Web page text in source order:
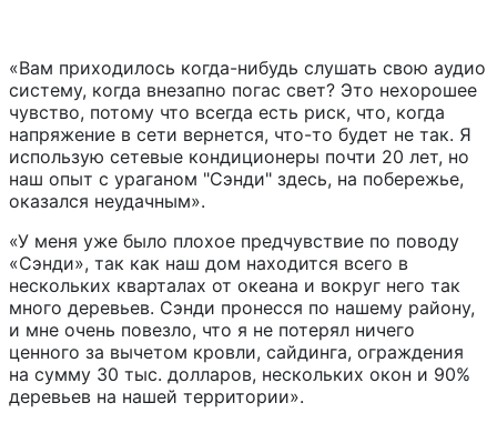
«Вам приходилось когда-нибудь слушать свою аудио
систему, когда внезапно погас свет? Это нехорошее
чувство, потому что всегда есть риск, что, когда
напряжение в сети вернется, что-то будет не так. Я
использую сетевые кондиционеры почти 20 лет, но
наш опыт с ураганом "Сэнди" здесь, на побережье,
оказался неудачным».
«У меня уже было плохое предчувствие по поводу
«Сэнди», так как наш дом находится всего в
нескольких кварталах от океана и вокруг него так
много деревьев. Сэнди пронесся по нашему району,
и мне очень повезло, что я не потерял ничего
ценного за вычетом кровли, сайдинга, ограждения
на сумму 30 тыс. долларов, нескольких окон и 90%
деревьев на нашей территории».